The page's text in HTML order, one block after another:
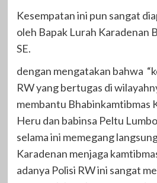
Kesempatan ini pun sangat
oleh Bapak Lurah Karadenan
SE.
dengan mengatakan bahwa
RW yang bertugas di
membantu Bhabinkamtibmas
Heru dan babinsa Peltu
selama ini memegang
Karadenan menjaga
adanya Polisi RW ini sangat